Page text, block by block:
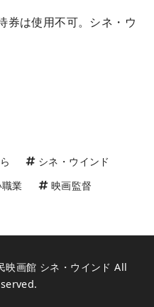
は使用不可。シネ・ウ
シネ・ウインド
業
映画監督
映画館 シネ・ウインド All